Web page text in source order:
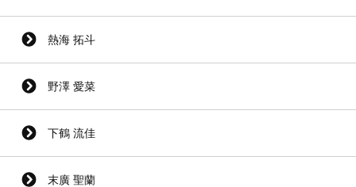
熱海 拓斗
野澤 愛菜
下鶴 流佳
末廣 聖蘭